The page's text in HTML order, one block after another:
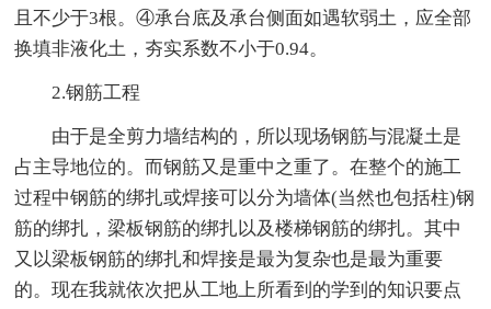
且不少于3根。④承台底及承台侧面如遇软弱土，应全部
换填非液化土，夯实系数不小于0.94。
2.钢筋工程
由于是全剪力墙结构的，所以现场钢筋与混凝土是
占主导地位的。而钢筋又是重中之重了。在整个的施工
过程中钢筋的绑扎或焊接可以分为墙体(当然也包括柱)钢
筋的绑扎，梁板钢筋的绑扎以及楼梯钢筋的绑扎。其中
又以梁板钢筋的绑扎和焊接是最为复杂也是最为重要
的。现在我就依次把从工地上所看到的学到的知识要点